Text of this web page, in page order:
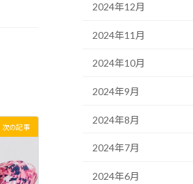
次の記事
2024年12月
2024年11月
2024年10月
2024年9月
2024年8月
2024年7月
2024年6月